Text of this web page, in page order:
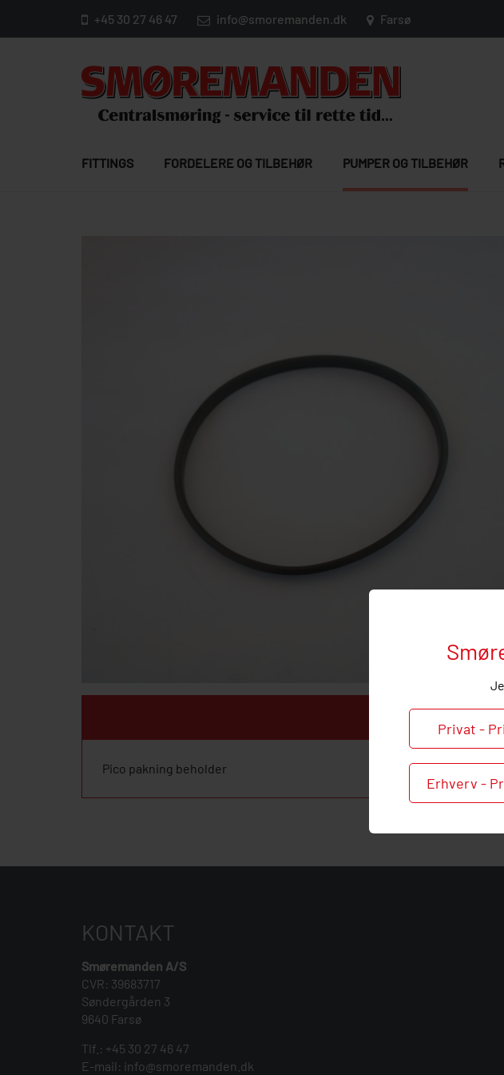
Privat -
Erhverv -
+45 30 27 46 47 info@smoremanden.dk Farsø
FITTINGS FORDELERE OG TILBEHØR PUMPER OG TILBEHØR
Pico pakning beholder
KONTAKT
Smøremanden A/S
CVR: 39683717
Søndergården 3
9640 Farsø
Tlf.: +45 30 27 46 47
E-mail: info@smoremanden.dk